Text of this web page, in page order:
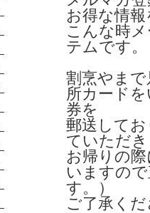
お得な情
こんな時
テムです。
割烹やま
所カード
券を
郵送して
ていただ
お帰りの
いますの
す。）
ご了承く